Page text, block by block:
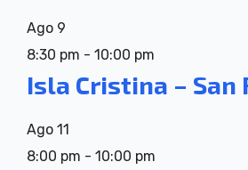
Ago 9
8:30 pm - 10:00 pm
Isla Cristina – San
Ago 11
8:00 pm - 10:00 pm